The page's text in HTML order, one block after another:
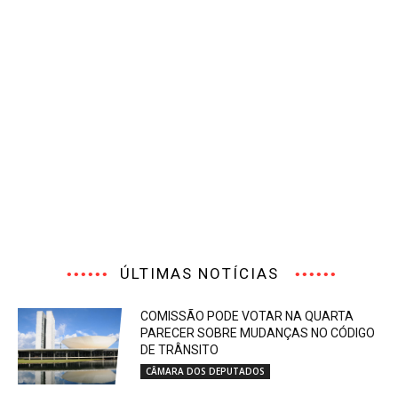
ÚLTIMAS NOTÍCIAS
COMISSÃO PODE VOTAR NA QUARTA
PARECER SOBRE MUDANÇAS NO CÓDIGO
DE TRÂNSITO
CÂMARA DOS DEPUTADOS